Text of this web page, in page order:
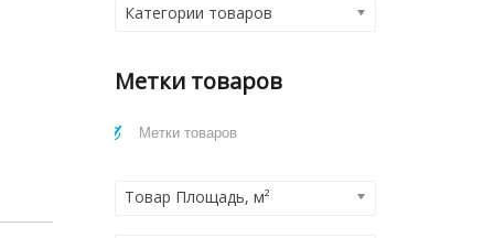
Категории товаров
Метки товаров
Товар Площадь, м²